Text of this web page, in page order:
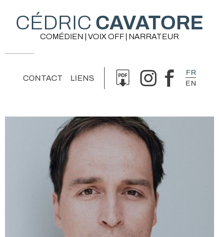
CÉDRIC CAVATORE
COMÉDIEN | VOIX OFF | NARRATEUR
CONTACT LIENS
FR
EN